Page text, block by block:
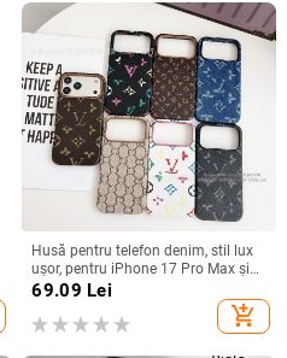
Husă pentru telefon denim, stil lux
ușor, pentru iPhone 17 Pro Max și
iPhone 16, cu acoperire totală
69.09 Lei
add_shopping_cart